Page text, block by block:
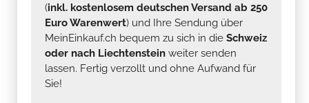
(inkl. kostenlosem deutschen Versand ab 250
Euro Warenwert) und Ihre Sendung über
MeinEinkauf.ch bequem zu sich in die Schweiz
oder nach Liechtenstein weiter senden
lassen. Fertig verzollt und ohne Aufwand für
Sie!